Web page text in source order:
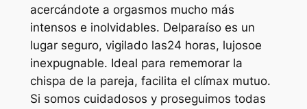
acercándote a orgasmos mucho más
intensos e inolvidables. Delparaíso es un
lugar seguro, vigilado las24 horas, lujosoe
inexpugnable. Ideal para rememorar la
chispa de la pareja, facilita el clímax mutuo.
Si somos cuidadosos y proseguimos todas